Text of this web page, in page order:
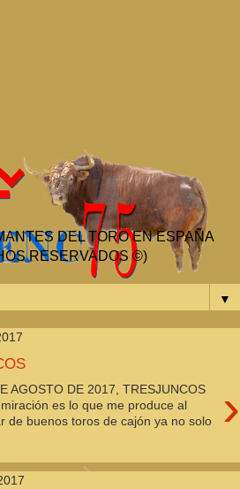
DEL TORO EN ESPAÑA
RESERVADOS ©)
▼
›
AGOSTO DE 2017, TRESJUNCOS
es lo que me produce al
de buenos toros de cajón ya no solo